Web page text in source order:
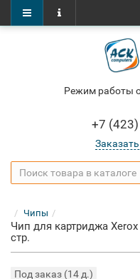
Режим работы
+7 (423)
Чипы
Чип для картриджа
стр.
Под заказ (14 д.)